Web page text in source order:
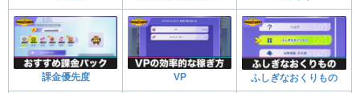
課金優先度 VP ふしぎなおくりもの